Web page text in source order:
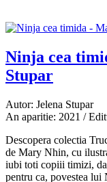
Ninja cea
Stupar
Autor: Jelena Stupar
An aparitie: 2021 /
Descopera colectia
de Mary Nhin, cu
iubi toti copiii timizi,
pentru ca, povestea lui